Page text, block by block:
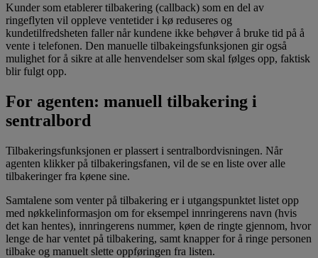
Kunder som etablerer tilbakering (callback) som en del av
ringeflyten vil oppleve ventetider i kø reduseres og
kundetilfredsheten faller når kundene ikke behøver å bruke tid på å
vente i telefonen. Den manuelle tilbakeingsfunksjonen gir også
mulighet for å sikre at alle henvendelser som skal følges opp, faktisk
blir fulgt opp.
For agenten: manuell tilbakering i
sentralbord
Tilbakeringsfunksjonen er plassert i sentralbordvisningen. Når
agenten klikker på tilbakeringsfanen, vil de se en liste over alle
tilbakeringer fra køene sine.
Samtalene som venter på tilbakering er i utgangspunktet listet opp
med nøkkelinformasjon om for eksempel innringerens navn (hvis
det kan hentes), innringerens nummer, køen de ringte gjennom, hvor
lenge de har ventet på tilbakering, samt knapper for å ringe personen
tilbake og manuelt slette oppføringen fra listen.